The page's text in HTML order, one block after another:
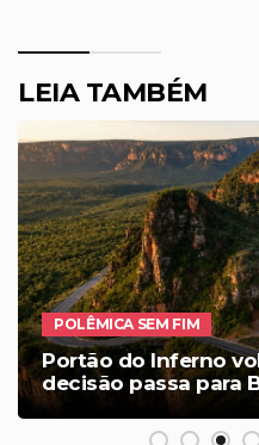
LEIA TAMBÉM
POLÊMICA SEM FIM
Portão do Inferno
decisão passa para